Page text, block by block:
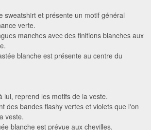
sweatshirt et présente un motif général
verte.
manches avec des finitions blanches aux
blanche est présente au centre du
lui, reprend les motifs de la veste.
des bandes flashy vertes et violets que l'on
veste.
blanche est prévue aux chevilles.